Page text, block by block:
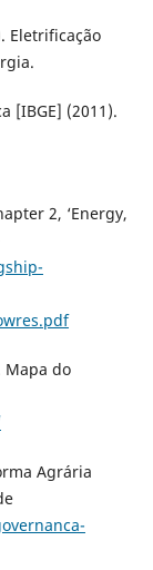
Eletrificação
[IBGE] (2011).
2, ‘Energy,
Mapa do
Agrária